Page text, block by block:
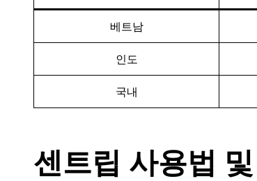
베트남
인도
국내
센트립 사용법